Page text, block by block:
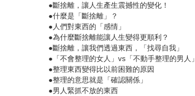
●斷捨離，讓人生產生震撼性的變化！
●什麼是「斷捨離」？
●人們對東西的「感情」
●為什麼斷捨離能讓人生變得更順利？
●斷捨離，讓我們透過東西，「找尋自我」
●「不會整理的女人」vs「不動手整理的男人」
●整理東西變得比以前困難的原因
●整理的意思就是「確認關係」
●男人緊抓不放的東西